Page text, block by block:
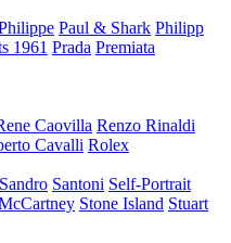
Paul & Shark Philipp
1961 Prada Premiata
Caovilla Renzo Rinaldi
Cavalli Rolex
Sandro Santoni Self-Portrait
Stone Island Stuart